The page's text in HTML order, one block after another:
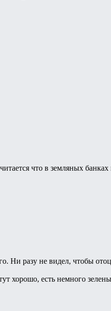
что в земляных
Ни разу не видел, чтобы
хорошо, есть немного